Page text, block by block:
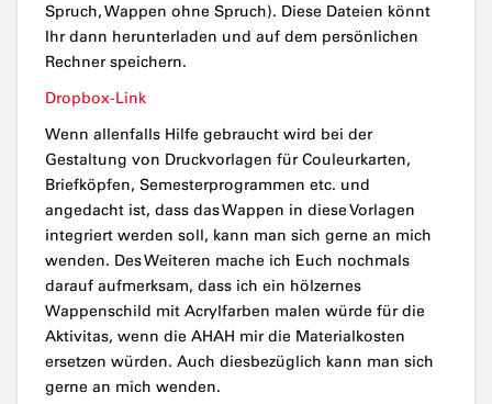
Spruch, Wappen ohne Spruch). Diese Dateien könnt
Ihr dann herunterladen und auf dem persönlichen
Rechner speichern.
Dropbox-Link
Wenn allenfalls Hilfe gebraucht wird bei der
Gestaltung von Druckvorlagen für Couleurkarten,
Briefköpfen, Semesterprogrammen etc. und
angedacht ist, dass das Wappen in diese Vorlagen
integriert werden soll, kann man sich gerne an mich
wenden. Des Weiteren mache ich Euch nochmals
darauf aufmerksam, dass ich ein hölzernes
Wappenschild mit Acrylfarben malen würde für die
Aktivitas, wenn die AHAH mir die Materialkosten
ersetzen würden. Auch diesbezüglich kann man sich
gerne an mich wenden.